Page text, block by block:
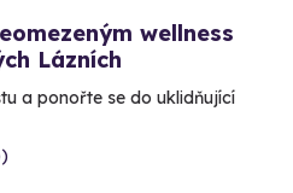
wellness
Lázních
a ponořte se do uklidňující